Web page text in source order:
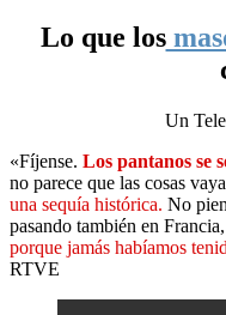
Lo que los
Un
«Fíjense. Los pantanos se
no parece que las cosas
una sequía histórica. No
pasando también en
porque jamás habíamos
RTVE